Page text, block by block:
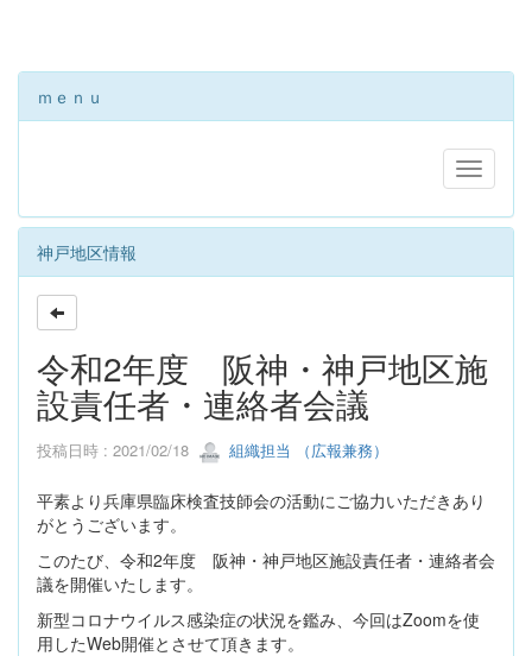
ｍｅｎｕ
神戸地区情報
令和2年度 阪神・神戸地区施
設責任者・連絡者会議
投稿日時 : 2021/02/18 組織担当 （広報兼務）
平素より兵庫県臨床検査技師会の活動にご協力いただきあり
がとうございます。
このたび、令和2年度 阪神・神戸地区施設責任者・連絡者会
議を開催いたします。
新型コロナウイルス感染症の状況を鑑み、今回はZoomを使
用したWeb開催とさせて頂きます。